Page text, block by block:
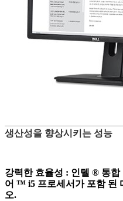
생산성을 향상시키는 성능
강력한 효율성 : 인텔 ® 통합
어 ™ i5 프로세서가 포함 된
오.